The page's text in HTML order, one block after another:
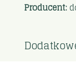
Producent: